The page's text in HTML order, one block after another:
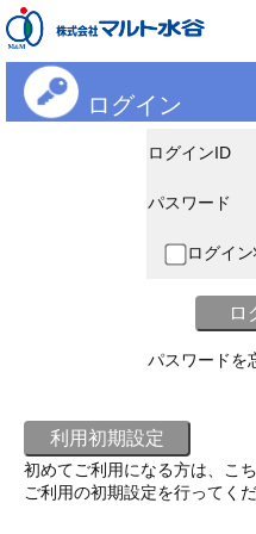
ログイン
ログインID
パスワード
ログイ
パスワードを
初めてご利用になる方は、こち
ご利用の初期設定を行ってくだ